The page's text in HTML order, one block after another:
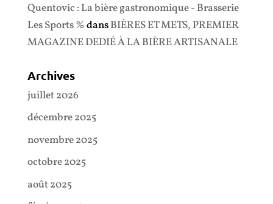
Quentovic : La bière gastronomique - Brasserie
Les Sports % dansBIÈRES ET METS, PREMIER
MAGAZINE DEDIÉ À LA BIÈRE ARTISANALE
Archives
juillet 2026
décembre 2025
novembre 2025
octobre 2025
août 2025